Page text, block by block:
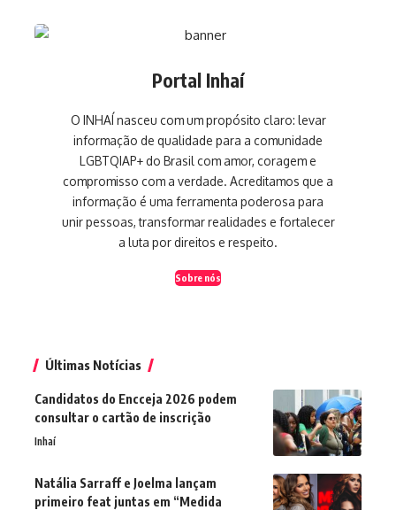
Portal Inhaí
O INHAÍ nasceu com um propósito claro: levar
informação de qualidade para a comunidade
LGBTQIAP+ do Brasil com amor, coragem e
compromisso com a verdade. Acreditamos que a
informação é uma ferramenta poderosa para
unir pessoas, transformar realidades e fortalecer
a luta por direitos e respeito.
Sobre nós
Últimas Notícias
Candidatos do Encceja 2026 podem
consultar o cartão de inscrição
Inhaí
Natália Sarraff e Joelma lançam
primeiro feat juntas em “Medida